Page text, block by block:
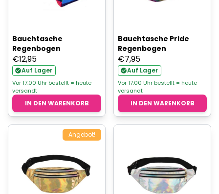
Bauchtasche
Regenbogen
€12,95
Auf Lager
Vor 17:00 Uhr bestellt = heute
versandt
IN DEN WARENKORB
Bauchtasche Pride
Regenbogen
€7,95
Auf Lager
Vor 17:00 Uhr bestellt = heute
versandt
IN DEN WARENKORB
Angebot!